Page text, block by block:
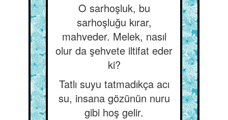
O sarhoşluk, bu
sarhoşluğu kırar,
mahveder. Melek, nasıl
olur da şehvete iltifat eder
ki?
Tatlı suyu tatmadıkça acı
su, insana gözünün nuru
gibi hoş gelir.